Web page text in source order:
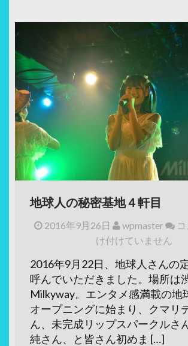
地球人の秘密基地４軒目
2016年9月26日 wpmaster
け付けていません
2016年9月22日、地球人さんの
呼んでいただきました。場所は
Milkyway。エンタメ感満載の地
オープニングに始まり、クマリ
ん、未完成リップスパークルさ
純さん、と皆さん初めま […]